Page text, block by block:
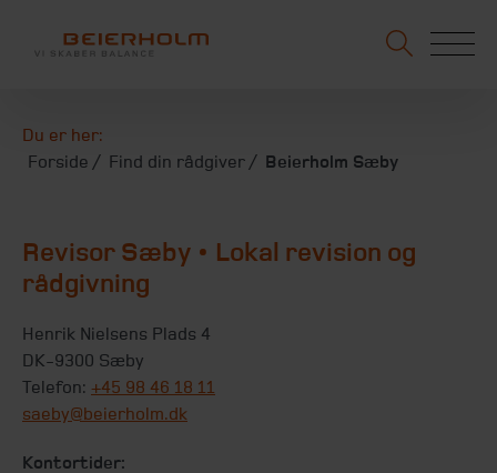
Du er her:
Forside
Find din rådgiver Beierholm Sæby
Revisor Sæby • Lokal revision og
rådgivning
Henrik Nielsens Plads 4
DK-9300 Sæby
Telefon: +45 98 46 18 11
saeby@beierholm.dk
Kontortider: